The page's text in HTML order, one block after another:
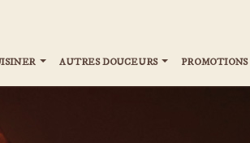
AUTRES DOUCEURS PROMOTIONS